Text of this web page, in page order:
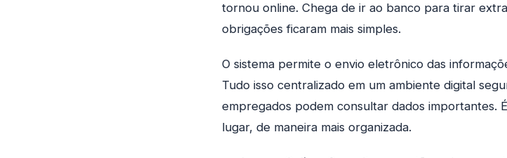
tornou online. Chega de ir ao banco para tirar
obrigações ficaram mais simples.
O sistema permite o envio eletrônico das
Tudo isso centralizado em um ambiente digital
empregados podem consultar dados importantes.
lugar, de maneira mais organizada.